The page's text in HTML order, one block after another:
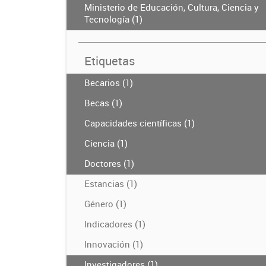
Ministerio de Educación, Cultura, Ciencia y
Tecnología (1)
Etiquetas
Becarios (1)
Becas (1)
Capacidades científicas (1)
Ciencia (1)
Doctores (1)
Estancias (1)
Género (1)
Indicadores (1)
Innovación (1)